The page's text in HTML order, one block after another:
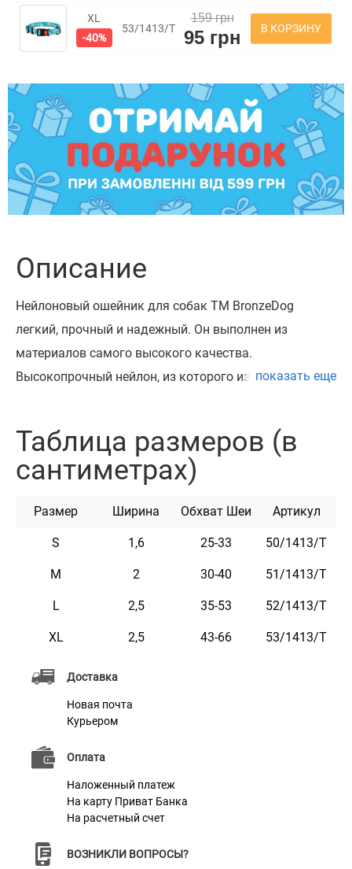
XL
-40%
53/1413/Т
159 грн
95 грн В КОРЗИНУ
Доставка
Новая почта
Курьером
Оплата
Наложенный платеж
На карту Приват Банка
На расчетный счет
ВОЗНИКЛИ ВОПРОСЫ?
Описание
Нейлоновый ошейник для собак ТМ BronzeDog
легкий, прочный и надежный. Он выполнен из
материалов самого высокого качества.
Высокопрочный нейлон, из которого изготовлен
Ошейник укомплектован высококачественной
пластиковой пряжкой с замком, который
Этот ошейник мягкий на ощупь, гибкий и не боится
воды. Он практичен и неприхотлив в уходе.
Доступен в ярких расцветках.
Характеристики
Материал
Пряжка
показать еще
Таблица размеров (в
сантиметрах)
Размер Ширина Обхват Шеи Артикул
S 1,6 25-33 50/1413/Т
M 2 30-40 51/1413/Т
L 2,5 35-53 52/1413/Т
XL 2,5 43-66 53/1413/Т